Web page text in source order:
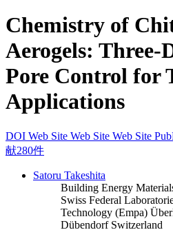
Chemistry of
Aerogels:
Pore Control for
Applications
DOI Web Site Web Site Web Site
献280件
Satoru Takeshita
Building Energy
Swiss Federal
Technology (Empa)
Dübendorf Switzerland